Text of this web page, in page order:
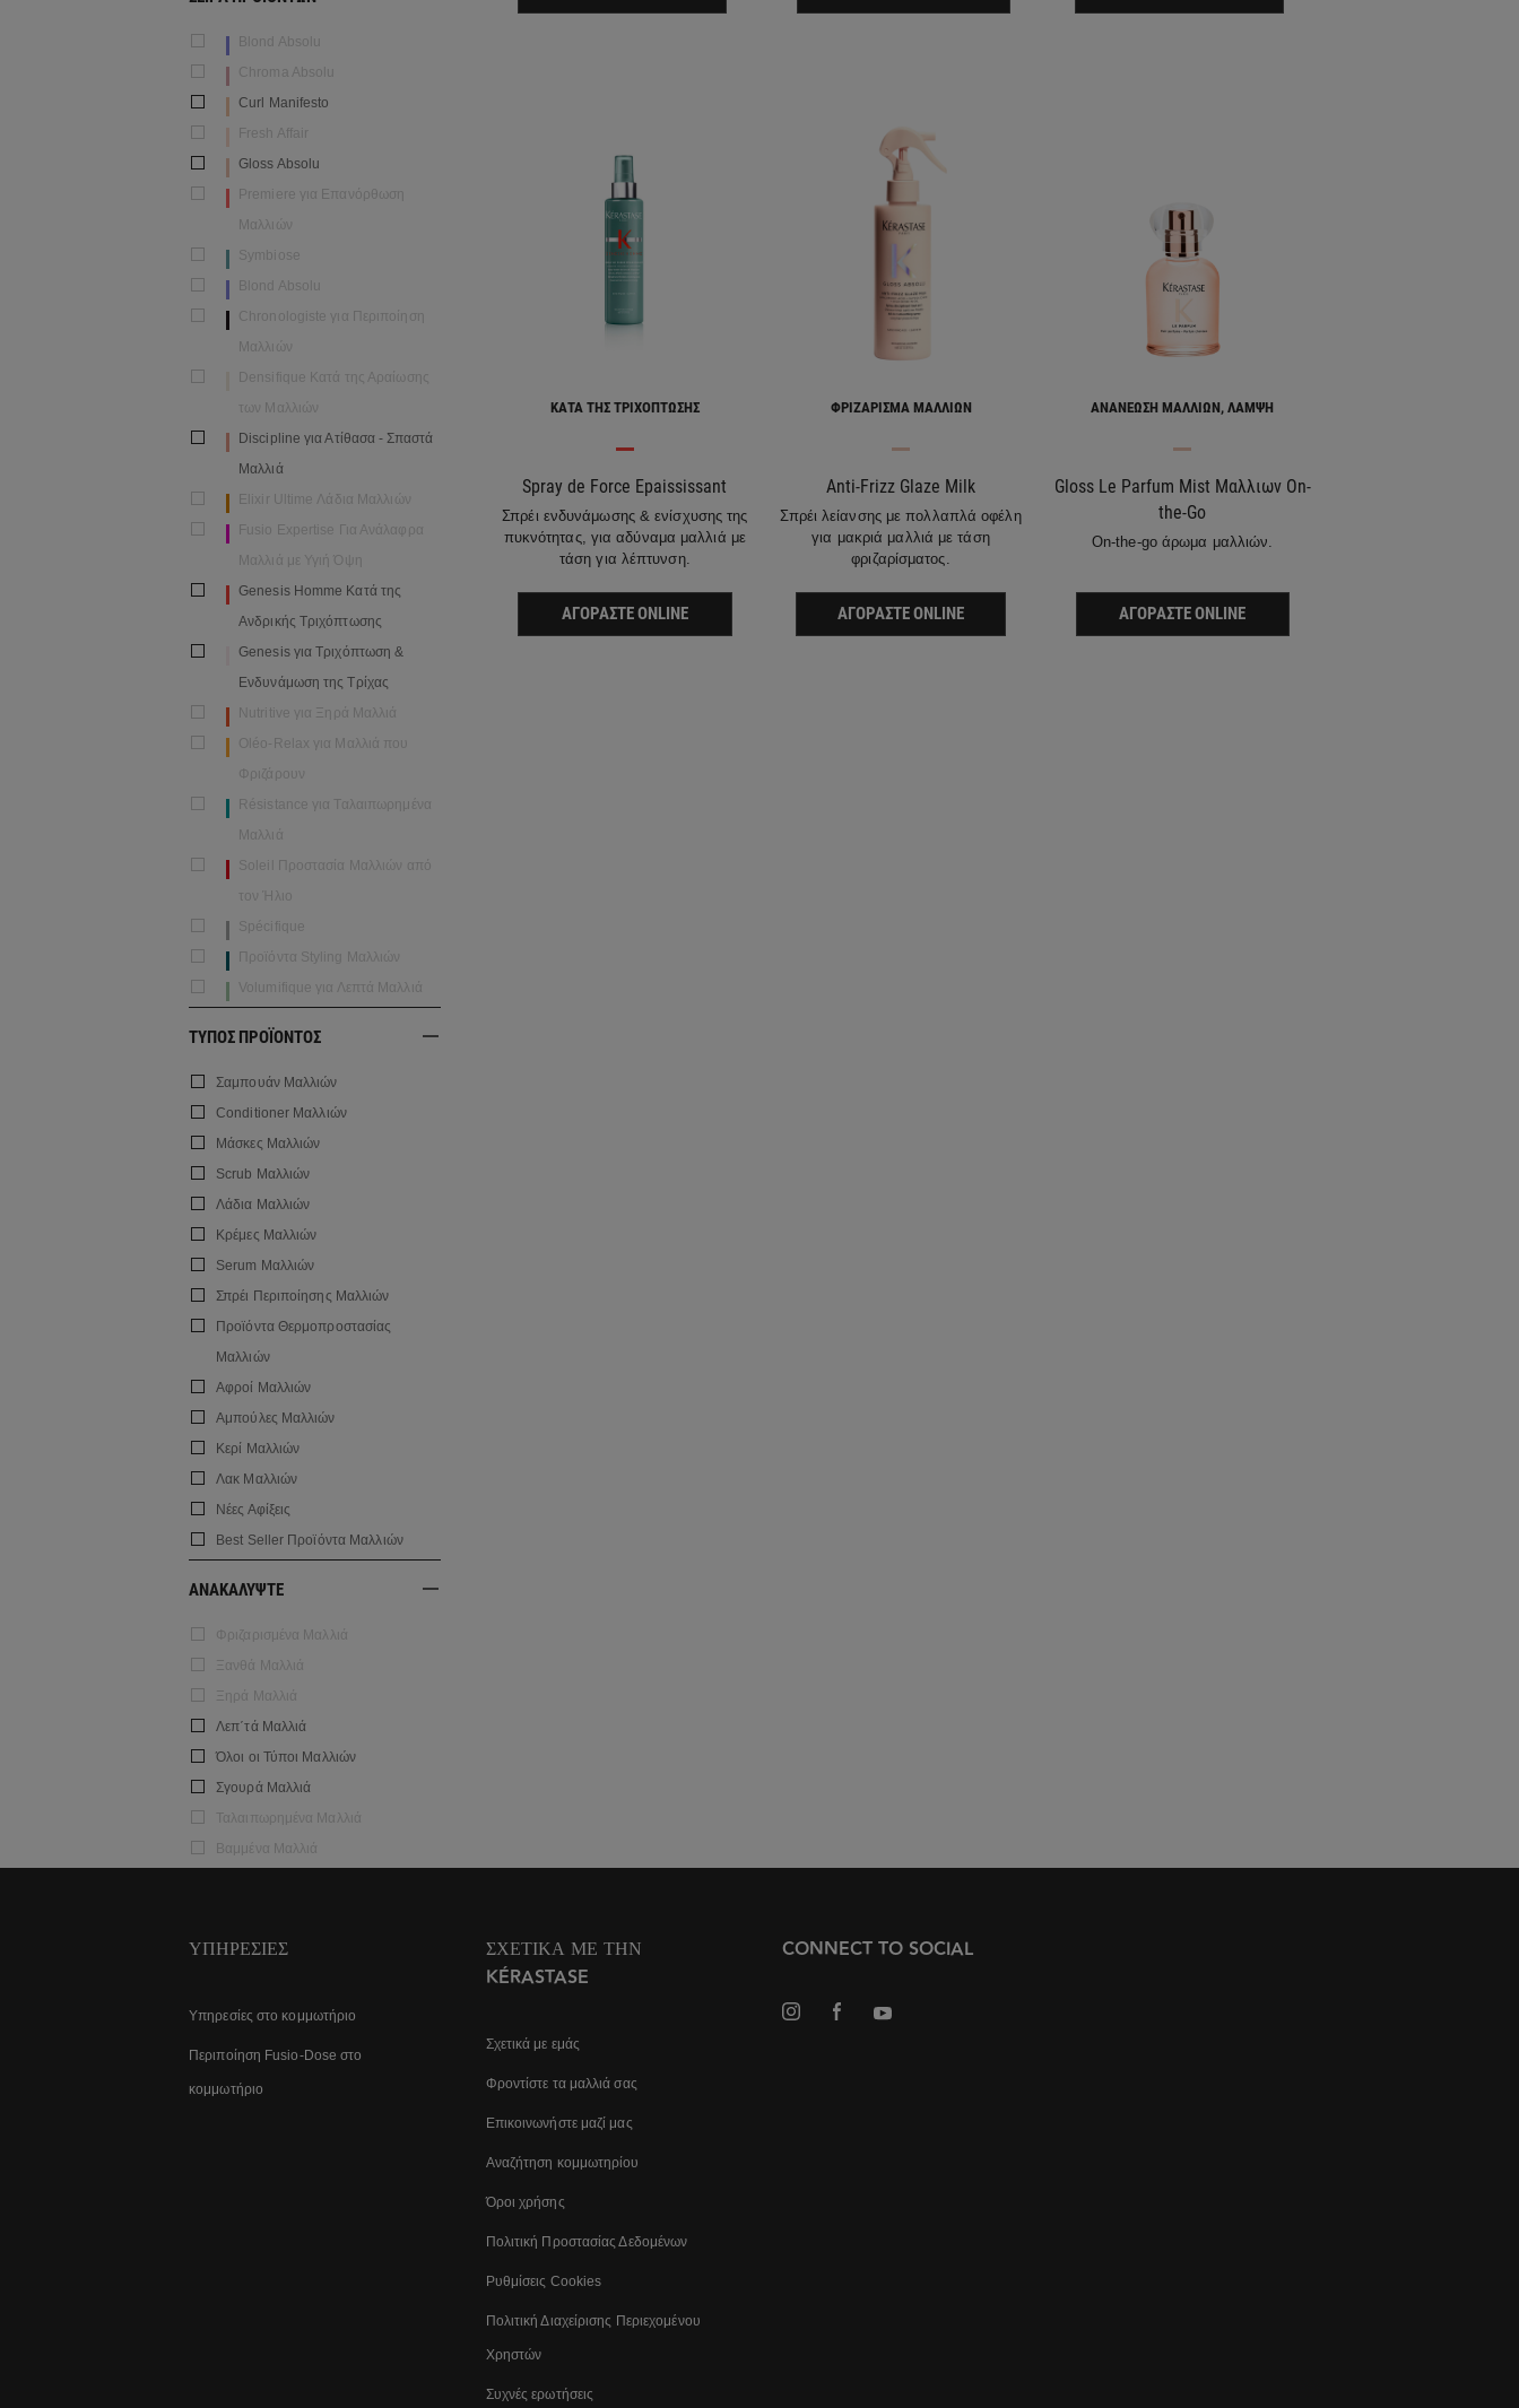
Blond Absolu
Chroma Absolu
Curl Manifesto
Fresh Affair
Gloss Absolu
Premiere για Επανόρθωση
Μαλλιών
Symbiose
Blond Absolu
Chronologiste για Περιποίηση
Μαλλιών
Densifique Κατά της Αραίωσης
των Μαλλιών
Discipline για Ατίθασα - Σπαστά
Μαλλιά
Elixir Ultime Λάδια Μαλλιών
Fusio Expertise Για Ανάλαφρα
Μαλλιά με Υγιή Όψη
Genesis Homme Κατά της
Ανδρικής Τριχόπτωσης
Genesis για Τριχόπτωση &
Ενδυνάμωση της Τρίχας
Nutritive για Ξηρά Μαλλιά
Oléo-Relax για Μαλλιά που
Φριζάρουν
Résistance για Ταλαιπωρημένα
Μαλλιά
Soleil Προστασία Μαλλιών από
τον Ήλιο
Spécifique
Προϊόντα Styling Μαλλιών
Volumifique για Λεπτά Μαλλιά
ΤΥΠΟΣ ΠΡΟΪΟΝΤΟΣ
Σαμπουάν Μαλλιών
Conditioner Μαλλιών
Μάσκες Μαλλιών
Scrub Μαλλιών
Λάδια Μαλλιών
Κρέμες Μαλλιών
Serum Μαλλιών
Σπρέι Περιποίησης Μαλλιών
Προϊόντα Θερμοπροστασίας
Μαλλιών
Αφροί Μαλλιών
Αμπούλες Μαλλιών
Κερί Μαλλιών
Λακ Μαλλιών
Νέες Αφίξεις
Best Seller Προϊόντα Μαλλιών
ΑΝΑΚΑΛΥΨΤΕ
Φριζαρισμένα Μαλλιά
Ξανθά Μαλλιά
Ξηρά Μαλλιά
Λεπ΄τά Μαλλιά
Όλοι οι Τύποι Μαλλιών
Σγουρά Μαλλιά
Ταλαιπωρημένα Μαλλιά
Βαμμένα Μαλλιά
ΚΑΤΆ ΤΗΣ ΤΡΙΧΌΠΤΩΣΗΣ
Spray de Force Epaississant
Σπρέι ενδυνάμωσης & ενίσχυσης της
πυκνότητας, για αδύναμα μαλλιά με
τάση για λέπτυνση.
ΑΓΟΡΆΣΤΕ ONLINE
ΦΡΙΖΆΡΙΣΜΑ ΜΑΛΛΙΏΝ
Anti-Frizz Glaze Milk
Σπρέι λείανσης με πολλαπλά οφέλη
για μακριά μαλλιά με τάση
φριζαρίσματος.
ΑΓΟΡΆΣΤΕ ONLINE
ΑΝΑΝΈΩΣΗ ΜΑΛΛΙΏΝ, ΛΆΜΨΗ
Gloss Le Parfum Mist Μαλλιων On-
the-Go
On-the-go άρωμα μαλλιών.
ΑΓΟΡΆΣΤΕ ONLINE
ΥΠΗΡΕΣΊΕΣ
Υπηρεσίες στο κομμωτήριο
Περιποίηση Fusio-Dose στο
κομμωτήριο
ΣΧΕΤΙΚΆ ΜΕ ΤΗΝ
KÉRASTASE
Σχετικά με εμάς
Φροντίστε τα μαλλιά σας
Επικοινωνήστε μαζί μας
Αναζήτηση κομμωτηρίου
Όροι χρήσης
Πολιτική Προστασίας Δεδομένων
Ρυθμίσεις Cookies
Πολιτική Διαχείρισης Περιεχομένου
Χρηστών
Συχνές ερωτήσεις
CONNECT TO SOCIAL